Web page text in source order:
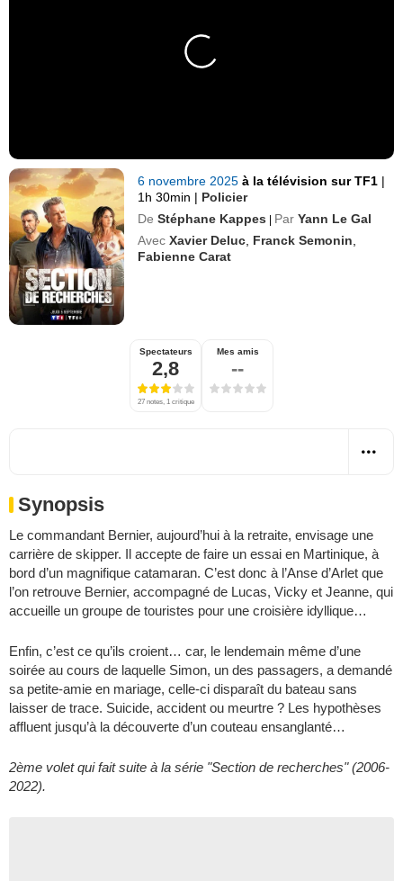
6 novembre 2025à la télévision sur TF1 |
1h 30min | Policier
De Stéphane Kappes | Par Yann Le Gal
Avec Xavier Deluc Franck Semonin
Fabienne Carat
Spectateurs
2,8
27 notes, 1 critique
Mes amis
--
Synopsis
Le commandant Bernier, aujourd’hui à la retraite, envisage une
carrière de skipper. Il accepte de faire un essai en Martinique, à
bord d’un magnifique catamaran. C’est donc à l’Anse d’Arlet que
l’on retrouve Bernier, accompagné de Lucas, Vicky et Jeanne, qui
accueille un groupe de touristes pour une croisière idyllique…
Enfin, c’est ce qu’ils croient… car, le lendemain même d’une
soirée au cours de laquelle Simon, un des passagers, a demandé
sa petite-amie en mariage, celle-ci disparaît du bateau sans
laisser de trace. Suicide, accident ou meurtre ? Les hypothèses
affluent jusqu’à la découverte d’un couteau ensanglanté…
2ème volet qui fait suite à la série "Section de recherches" (2006-
2022).